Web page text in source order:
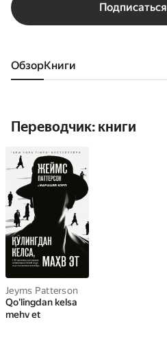
Подписаться
Обзор книги
Переводчик: книги
Jeyms Patterson
Qo'lingdan kelsa
mehv et